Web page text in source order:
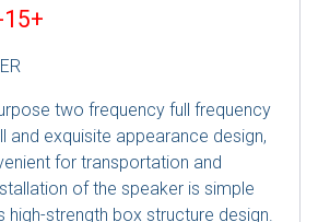
15+
two frequency full frequency
and exquisite appearance design,
for transportation and
of the speaker is simple
strength box structure design.